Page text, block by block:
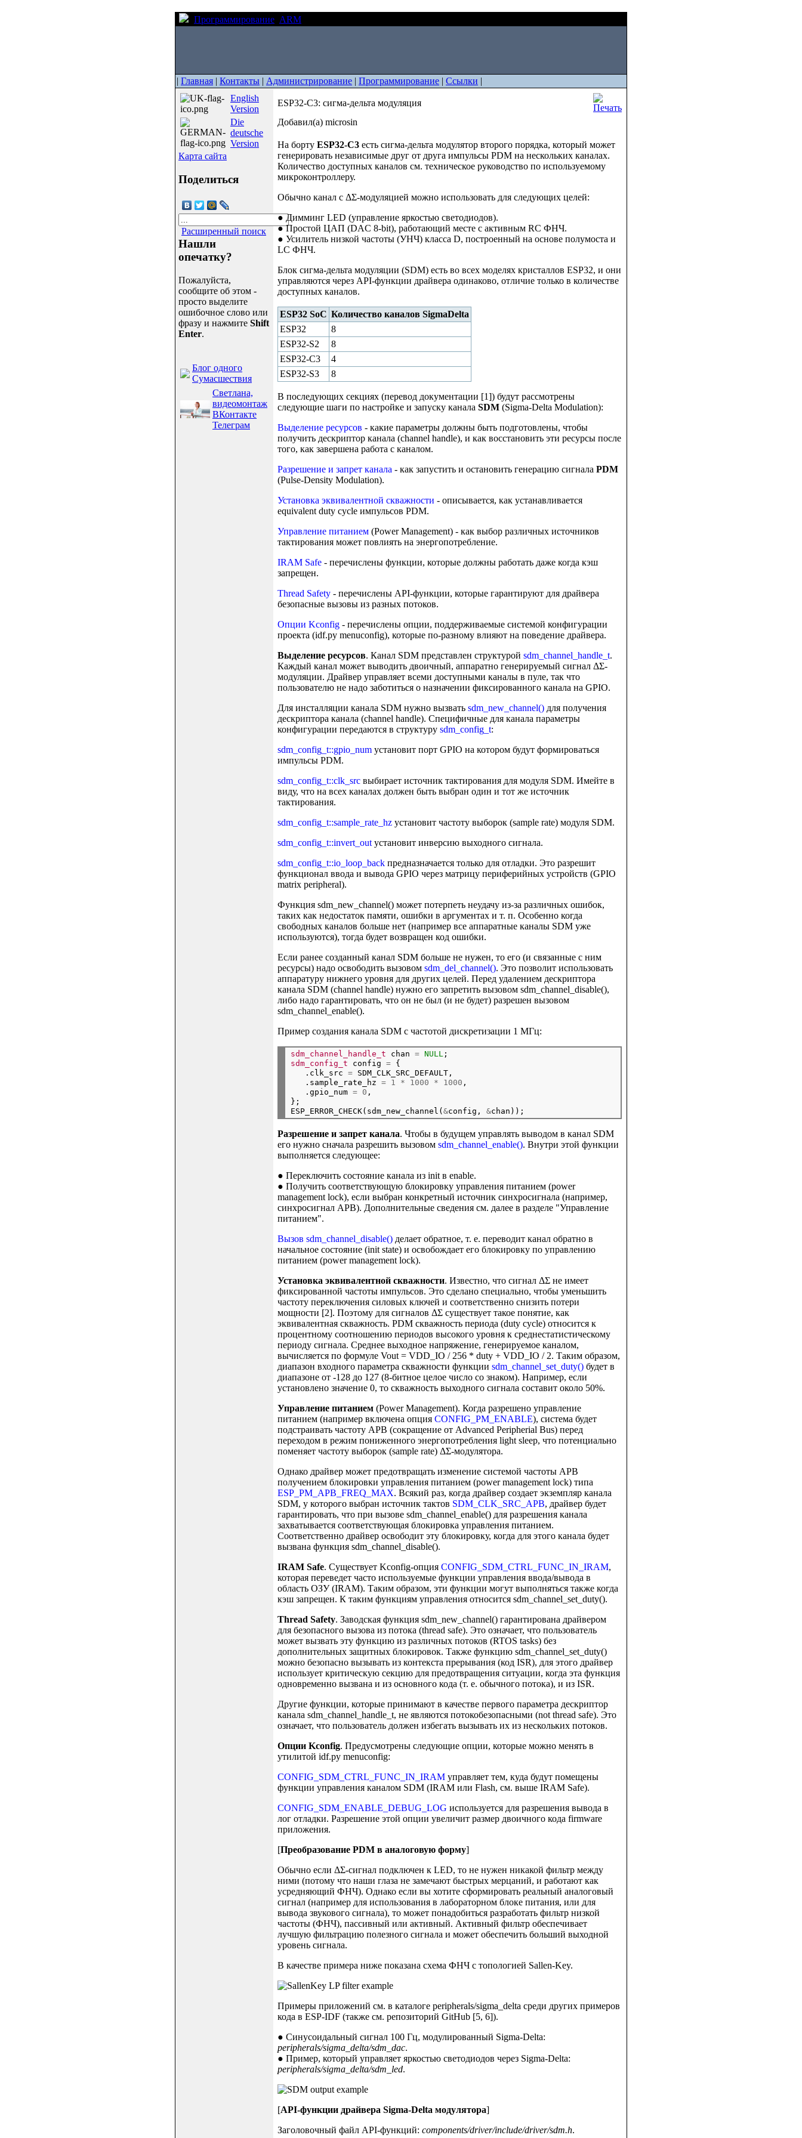
Программирование ARM
| Главная | Контакты | Администрирование | Программирование | Ссылки |
English
Version
Die
deutsche
Version
Карта сайта
Поделиться
Расширенный поиск
Нашли
опечатку?
Пожалуйста,
сообщите об этом -
просто выделите
ошибочное слово или
фразу и нажмите Shift
Enter.
Блог одного
Сумасшествия
Светлана,
видеомонтаж
ВКонтакте
Телеграм
ESP32-C3: сигма-дельта модуляция
Добавил(а) microsin
На борту ESP32-C3 есть сигма-дельта модулятор второго порядка, который может
генерировать независимые друг от друга импульсы PDM на нескольких каналах.
Количество доступных каналов см. техническое руководство по используемому
микроконтроллеру.
Обычно канал с ΔΣ-модуляцией можно использовать для следующих целей:
● Димминг LED (управление яркостью светодиодов).
● Простой ЦАП (DAC 8-bit), работающий месте с активным RC ФНЧ.
● Усилитель низкой частоты (УНЧ) класса D, построенный на основе полумоста и
LC ФНЧ.
Блок сигма-дельта модуляции (SDM) есть во всех моделях кристаллов ESP32, и они
управляются через API-функции драйвера одинаково, отличие только в количестве
доступных каналов.
ESP32 SoC Количество каналов SigmaDelta
ESP32
8
ESP32-S2
8
ESP32-C3
4
ESP32-S3
8
В последующих секциях (перевод документации [1]) будут рассмотрены
следующие шаги по настройке и запуску канала SDM (Sigma-Delta Modulation):
Выделение ресурсов - какие параметры должны быть подготовлены, чтобы
получить дескриптор канала (channel handle), и как восстановить эти ресурсы после
того, как завершена работа с каналом.
Разрешение и запрет канала - как запустить и остановить генерацию сигнала PDM
(Pulse-Density Modulation).
Установка эквивалентной скважности - описывается, как устанавливается
equivalent duty cycle импульсов PDM.
Управление питанием (Power Management) - как выбор различных источников
тактирования может повлиять на энергопотребление.
IRAM Safe - перечислены функции, которые должны работать даже когда кэш
запрещен.
Thread Safety - перечислены API-функции, которые гарантируют для драйвера
безопасные вызовы из разных потоков.
Опции Kconfig - перечислены опции, поддерживаемые системой конфигурации
проекта (idf.py menuconfig), которые по-разному влияют на поведение драйвера.
Выделение ресурсов. Канал SDM представлен структурой sdm_channel_handle_t.
Каждый канал может выводить двоичный, аппаратно генерируемый сигнал ΔΣ-
модуляции. Драйвер управляет всеми доступными каналы в пуле, так что
пользователю не надо заботиться о назначении фиксированного канала на GPIO.
Для инсталляции канала SDM нужно вызвать sdm_new_channel() для получения
дескриптора канала (channel handle). Специфичные для канала параметры
конфигурации передаются в структуру sdm_config_t:
sdm_config_t::gpio_num установит порт GPIO на котором будут формироваться
импульсы PDM.
sdm_config_t::clk_src выбирает источник тактирования для модуля SDM. Имейте в
виду, что на всех каналах должен быть выбран один и тот же источник
тактирования.
sdm_config_t::sample_rate_hz установит частоту выборок (sample rate) модуля SDM.
sdm_config_t::invert_out установит инверсию выходного сигнала.
sdm_config_t::io_loop_back предназначается только для отладки. Это разрешит
функционал ввода и вывода GPIO через матрицу периферийных устройств (GPIO
matrix peripheral).
Функция sdm_new_channel() может потерпеть неудачу из-за различных ошибок,
таких как недостаток памяти, ошибки в аргументах и т. п. Особенно когда
свободных каналов больше нет (например все аппаратные каналы SDM уже
используются), тогда будет возвращен код ошибки.
Если ранее созданный канал SDM больше не нужен, то его (и связанные с ним
ресурсы) надо освободить вызовом sdm_del_channel(). Это позволит использовать
аппаратуру нижнего уровня для других целей. Перед удалением дескриптора
канала SDM (channel handle) нужно его запретить вызовом sdm_channel_disable(),
либо надо гарантировать, что он не был (и не будет) разрешен вызовом
sdm_channel_enable().
Пример создания канала SDM с частотой дискретизации 1 МГц:
sdm_channel_handle_t chan = NULL ;
sdm_config_t config = {
   .clk_src
= SDM_CLK_SRC_DEFAULT,
   .sample_rate_hz
= 1 * 1000 * 1000 ,
   .gpio_num
= 0 ,
};
ESP_ERROR_CHECK(sdm_new_channel(&config, &
Разрешение и запрет канала. Чтобы в будущем управлять выводом в канал SDM
его нужно сначала разрешить вызовом sdm_channel_enable(). Внутри этой функции
выполняется следующее:
● Переключить состояние канала из init в enable.
● Получить соответствующую блокировку управления питанием (power
management lock), если выбран конкретный источник синхросигнала (например,
синхросигнал APB). Дополнительные сведения см. далее в разделе "Управление
питанием".
Вызов sdm_channel_disable() делает обратное, т. е. переводит канал обратно в
начальное состояние (init state) и освобождает его блокировку по управлению
питанием (power management lock).
Установка эквивалентной скважности. Известно, что сигнал ΔΣ не имеет
фиксированной частоты импульсов. Это сделано специально, чтобы уменьшить
частоту переключения силовых ключей и соответственно снизить потери
мощности [2]. Поэтому для сигналов ΔΣ существует такое понятие, как
эквивалентная скважность. PDM скважность периода (duty cycle) относится к
процентному соотношению периодов высокого уровня к среднестатистическому
периоду сигнала. Среднее выходное напряжение, генерируемое каналом,
вычисляется по формуле Vout = VDD_IO / 256 * duty + VDD_IO / 2. Таким образом,
диапазон входного параметра скважности функции sdm_channel_set_duty() будет в
диапазоне от -128 до 127 (8-битное целое число со знаком). Например, если
установлено значение 0, то скважность выходного сигнала составит около 50%.
Управление питанием (Power Management). Когда разрешено управление
питанием (например включена опция CONFIG_PM_ENABLE), система будет
подстраивать частоту APB (сокращение от Advanced Peripherial Bus) перед
переходом в режим пониженного энергопотребления light sleep, что потенциально
поменяет частоту выборок (sample rate) ΔΣ-модулятора.
Однако драйвер может предотвращать изменение системой частоты APB
получением блокировки управления питанием (power management lock) типа
ESP_PM_APB_FREQ_MAX. Всякий раз, когда драйвер создает экземпляр канала
SDM, у которого выбран источник тактов SDM_CLK_SRC_APB, драйвер будет
гарантировать, что при вызове sdm_channel_enable() для разрешения канала
захватывается соответствующая блокировка управления питанием.
Соответственно драйвер освободит эту блокировку, когда для этого канала будет
вызвана функция sdm_channel_disable().
IRAM Safe. Существует Kconfig-опция CONFIG_SDM_CTRL_FUNC_IN_IRAM,
которая переведет часто используемые функции управления ввода/вывода в
область ОЗУ (IRAM). Таким образом, эти функции могут выполняться также когда
кэш запрещен. К таким функциям управления относится sdm_channel_set_duty().
Thread Safety. Заводская функция sdm_new_channel() гарантирована драйвером
для безопасного вызова из потока (thread safe). Это означает, что пользователь
может вызвать эту функцию из различных потоков (RTOS tasks) без
дополнительных защитных блокировок. Также функцию sdm_channel_set_duty()
можно безопасно вызывать из контекста прерывания (код ISR), для этого драйвер
использует критическую секцию для предотвращения ситуации, когда эта функция
одновременно вызвана и из основного кода (т. е. обычного потока), и из ISR.
Другие функции, которые принимают в качестве первого параметра дескриптор
канала sdm_channel_handle_t, не являются потокобезопасными (not thread safe). Это
означает, что пользователь должен избегать вызывать их из нескольких потоков.
Опции Kconfig. Предусмотрены следующие опции, которые можно менять в
утилитой idf.py menuconfig:
CONFIG_SDM_CTRL_FUNC_IN_IRAM управляет тем, куда будут помещены
функции управления каналом SDM (IRAM или Flash, см. выше IRAM Safe).
CONFIG_SDM_ENABLE_DEBUG_LOG используется для разрешения вывода в
лог отладки. Разрешение этой опции увеличит размер двоичного кода firmware
приложения.
[Преобразование PDM в аналоговую форму]
Обычно если ΔΣ-сигнал подключен к LED, то не нужен никакой фильтр между
ними (потому что наши глаза не замечают быстрых мерцаний, и работают как
усредняющий ФНЧ). Однако если вы хотите сформировать реальный аналоговый
сигнал (например для использования в лабораторном блоке питания, или для
вывода звукового сигнала), то может понадобиться разработать фильтр низкой
частоты (ФНЧ), пассивный или активный. Активный фильтр обеспечивает
лучшую фильтрацию полезного сигнала и может обеспечить больший выходной
уровень сигнала.
В качестве примера ниже показана схема ФНЧ с топологией Sallen-Key.
Примеры приложений см. в каталоге peripherals/sigma_delta среди других примеров
кода в ESP-IDF (также см. репозиторий GitHub [5, 6]).
● Синусоидальный сигнал 100 Гц, модулированный Sigma-Delta:
peripherals/sigma_delta/sdm_dac.
● Пример, который управляет яркостью светодиодов через Sigma-Delta:
peripherals/sigma_delta/sdm_led.
[API-функции драйвера Sigma-Delta модулятора]
Заголовочный файл API-функций: components/driver/include/driver/sdm.h.